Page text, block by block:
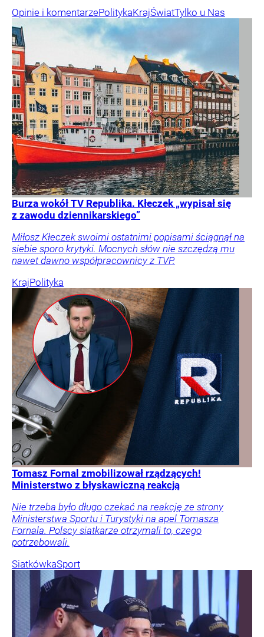
Opinie i komentarzePolitykaKrajŚwiatTylko u Nas
Burza wokół TV Republika. Kłeczek „wypisał się
z zawodu dziennikarskiego”
Miłosz Kłeczek swoimi ostatnimi popisami ściągnął na
siebie sporo krytyki. Mocnych słów nie szczędzą mu
nawet dawno współpracownicy z TVP.
KrajPolityka
Tomasz Fornal zmobilizował rządzących!
Ministerstwo z błyskawiczną reakcją
Nie trzeba było długo czekać na reakcję ze strony
Ministerstwa Sportu i Turystyki na apel Tomasza
Fornala. Polscy siatkarze otrzymali to, czego
potrzebowali.
SiatkówkaSport